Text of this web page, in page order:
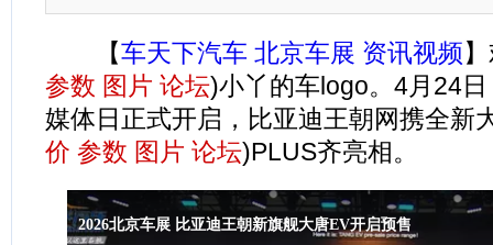
【车天下汽车 北京车展 资讯视频
参数 图片 论坛)小丫的车logo。4月24
媒体日正式开启，比亚迪王朝网携全新
价 参数 图片 论坛)PLUS齐亮相。